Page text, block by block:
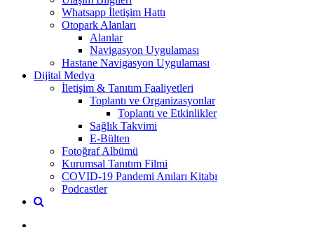
Whatsapp İletişim Hattı
Otopark Alanları
Alanlar
Navigasyon Uygulaması
Hastane Navigasyon Uygulaması
Dijital Medya
İletişim & Tanıtım Faaliyetleri
Toplantı ve Organizasyonlar
Toplantı ve Etkinlikler
Sağlık Takvimi
E-Bülten
Fotoğraf Albümü
Kurumsal Tanıtım Filmi
COVID-19 Pandemi Anıları Kitabı
Podcastler